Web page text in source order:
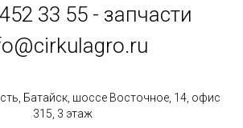
33 55 - запчасти
Батайск, шоссе Восточное, 14, офис
315, 3 этаж